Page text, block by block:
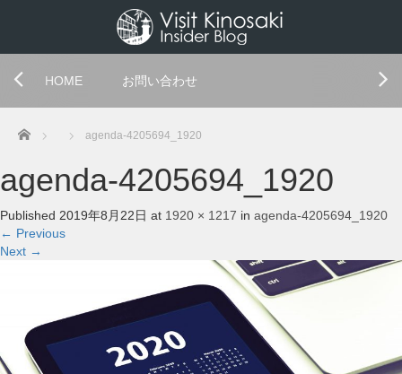
HOME お問い合わせ
Home agenda-4205694_1920
agenda-4205694_1920
Published 2019年8月22日 at 1920 × 1217 in agenda-4205694_1920
← Previous
Next →